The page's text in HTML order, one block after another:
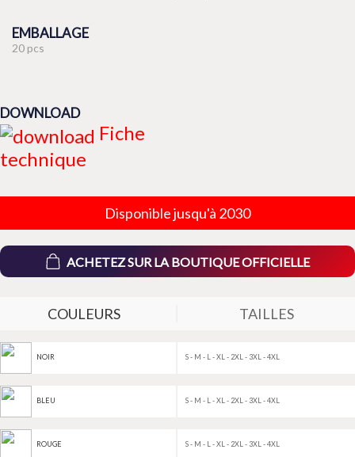
EMBALLAGE
20 pcs
DOWNLOAD
Fiche
technique
Disponible jusqu'à 2030
ACHETEZ SUR LA BOUTIQUE OFFICIELLE
COULEURS TAILLES
NOIR S - M - L - XL - 2XL - 3XL - 4XL
BLEU S - M - L - XL - 2XL - 3XL - 4XL
ROUGE S - M - L - XL - 2XL - 3XL - 4XL